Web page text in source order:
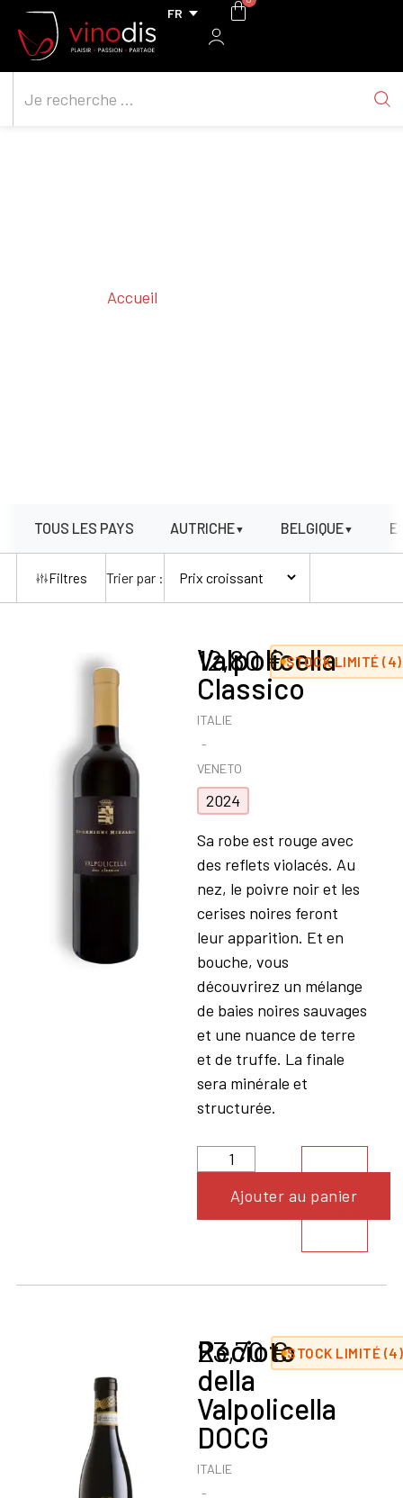
Accueil
TOUS LES PAYS AUTRICHE▼ BELGIQUE▼
Filtres Trier par :
Valpolicella
Classico
ITALIE
VENETO
2024
12,80€STOCK LIMITÉ (4)
Sa robe est rouge avec
des reflets violacés. Au
nez, le poivre noir et les
cerises noires feront
leur apparition. Et en
bouche, vous
découvrirez un mélange
de baies noires sauvages
et une nuance de terre
et de truffe. La finale
sera minérale et
structurée.
Ajouter au panierVoir le
Recioto
della
Valpolicella
DOCG
ITALIE
23,70€STOCK LIMITÉ (4)